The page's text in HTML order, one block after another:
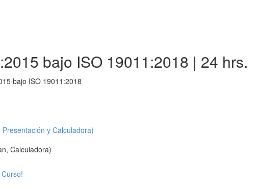
bajo ISO 19011:2018 | 24 hrs.
bajo ISO 19011:2018
y Calculadora)
Calculadora)